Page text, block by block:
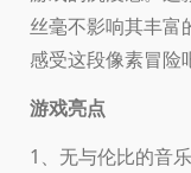
丝毫不影响其丰富
感受这段像素冒险
游戏亮点
1、无与伦比的音